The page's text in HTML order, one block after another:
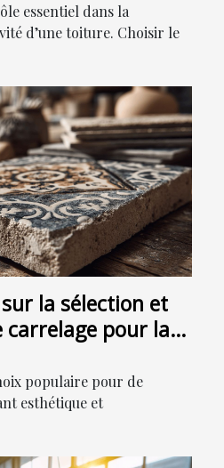
essentiel dans la
d’une toiture. Choisir le
la sélection et
pour la
populaire pour de
esthétique et